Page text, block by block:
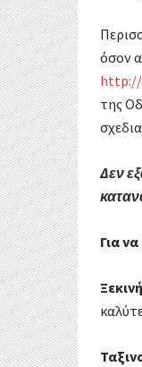
όσον
http://
της
Δεν
Για